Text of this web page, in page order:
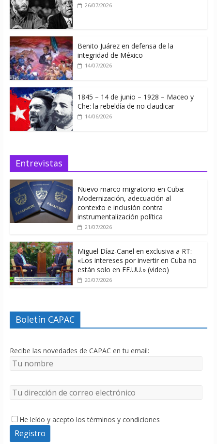
26/07/2026
Benito Juárez en defensa de la
integridad de México
14/07/2026
1845 – 14 de junio – 1928 – Maceo y
Che: la rebeldía de no claudicar
14/06/2026
Entrevistas
Nuevo marco migratorio en Cuba:
Modernización, adecuación al
contexto e inclusión contra
instrumentalización política
21/07/2026
Miguel Díaz-Canel en exclusiva a RT:
«Los intereses por invertir en Cuba no
están solo en EE.UU.» (video)
20/07/2026
Boletín CAPAC
Recibe las novedades de CAPAC en tu email:
He leído y acepto los términos y condiciones